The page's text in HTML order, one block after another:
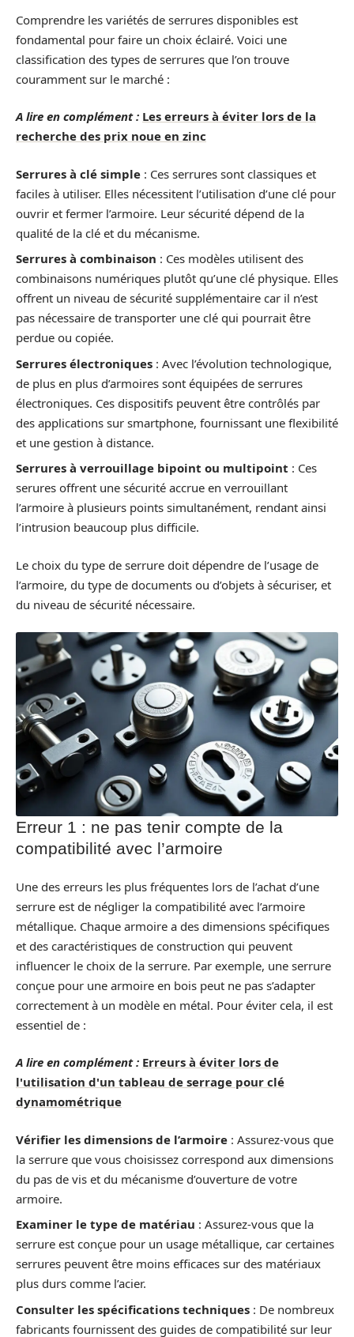
Comprendre les variétés de serrures disponibles est
fondamental pour faire un choix éclairé. Voici une
classification des types de serrures que l’on trouve
couramment sur le marché :
A lire en complément : Les erreurs à éviter lors de la
recherche des prix noue en zinc
Serrures à clé simple : Ces serrures sont classiques et
faciles à utiliser. Elles nécessitent l’utilisation d’une clé pour
ouvrir et fermer l’armoire. Leur sécurité dépend de la
qualité de la clé et du mécanisme.
Serrures à combinaison : Ces modèles utilisent des
combinaisons numériques plutôt qu’une clé physique. Elles
offrent un niveau de sécurité supplémentaire car il n’est
pas nécessaire de transporter une clé qui pourrait être
perdue ou copiée.
Serrures électroniques : Avec l’évolution technologique,
de plus en plus d’armoires sont équipées de serrures
électroniques. Ces dispositifs peuvent être contrôlés par
des applications sur smartphone, fournissant une flexibilité
et une gestion à distance.
Serrures à verrouillage bipoint ou multipoint : Ces
serures offrent une sécurité accrue en verrouillant
l’armoire à plusieurs points simultanément, rendant ainsi
l’intrusion beaucoup plus difficile.
Le choix du type de serrure doit dépendre de l’usage de
l’armoire, du type de documents ou d’objets à sécuriser, et
du niveau de sécurité nécessaire.
Erreur 1 : ne pas tenir compte de la
compatibilité avec l’armoire
Une des erreurs les plus fréquentes lors de l’achat d’une
serrure est de négliger la compatibilité avec l’armoire
métallique. Chaque armoire a des dimensions spécifiques
et des caractéristiques de construction qui peuvent
influencer le choix de la serrure. Par exemple, une serrure
conçue pour une armoire en bois peut ne pas s’adapter
correctement à un modèle en métal. Pour éviter cela, il est
essentiel de :
A lire en complément : Erreurs à éviter lors de
l'utilisation d'un tableau de serrage pour clé
dynamométrique
Vérifier les dimensions de l’armoire : Assurez-vous que
la serrure que vous choisissez correspond aux dimensions
du pas de vis et du mécanisme d’ouverture de votre
armoire.
Examiner le type de matériau : Assurez-vous que la
serrure est conçue pour un usage métallique, car certaines
serrures peuvent être moins efficaces sur des matériaux
plus durs comme l’acier.
Consulter les spécifications techniques : De nombreux
fabricants fournissent des guides de compatibilité sur leur